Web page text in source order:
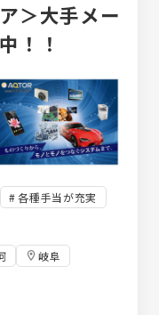
＞大手メー
！！
各種手当が充実
岐阜